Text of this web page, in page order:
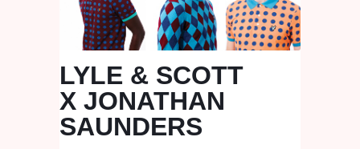
LYLE & SCOTT
X JONATHAN
SAUNDERS